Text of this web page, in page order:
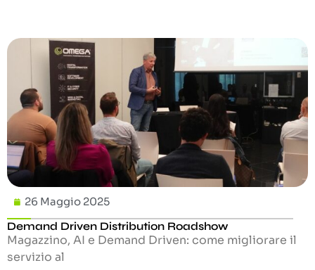
26 Maggio 2025
Demand Driven Distribution Roadshow
Magazzino, AI e Demand Driven: come migliorare il
servizio al